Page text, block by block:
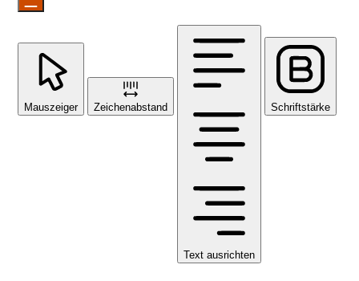
Mauszeiger Zeichenabstand
Text ausrichten
Schriftstärke